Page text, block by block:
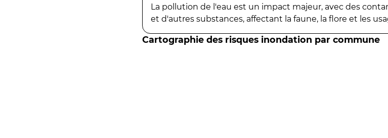
La pollution de l'eau est un impact majeur, avec des
et d'autres substances, affectant la faune, la flore et les
Cartographie des risques inondation par commune